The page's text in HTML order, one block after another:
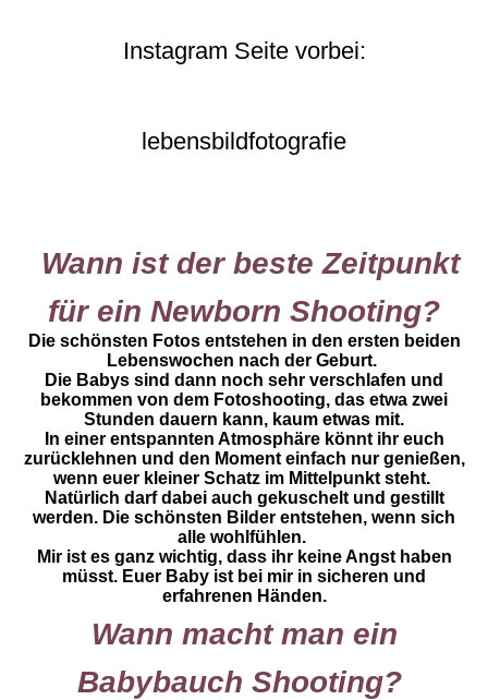
Instagram Seite vorbei:
lebensbildfotografie
Wann ist der beste Zeitpunkt
für ein Newborn Shooting?
Die schönsten Fotos entstehen in den ersten beiden
Lebenswochen nach der Geburt.
Die Babys sind dann noch sehr verschlafen und
bekommen von dem Fotoshooting, das etwa zwei
Stunden dauern kann, kaum etwas mit.
In einer entspannten Atmosphäre könnt ihr euch
zurücklehnen und den Moment einfach nur genießen,
wenn euer kleiner Schatz im Mittelpunkt steht.
Natürlich darf dabei auch gekuschelt und gestillt
werden. Die schönsten Bilder entstehen, wenn sich
alle wohlfühlen.
Mir ist es ganz wichtig, dass ihr keine Angst haben
müsst. Euer Baby ist bei mir in sicheren und
erfahrenen Händen.
Wann macht man ein
Babybauch Shooting?